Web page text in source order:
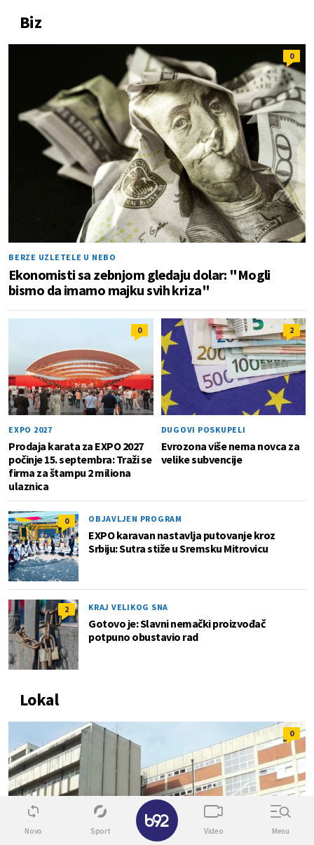
Biz
0
BERZE UZLETELE U NEBO
Ekonomisti sa zebnjom gledaju dolar: "Mogli
bismo da imamo majku svih kriza"
0
EXPO 2027
Prodaja karata za EXPO 2027
počinje 15. septembra: Traži se
firma za štampu 2 miliona
ulaznica
2
DUGOVI POSKUPELI
Evrozona više nema novca za
velike subvencije
0 OBJAVLJEN PROGRAM
EXPO karavan nastavlja putovanje kroz
Srbiju: Sutra stiže u Sremsku Mitrovicu
2 KRAJ VELIKOG SNA
Gotovo je: Slavni nemački proizvođač
potpuno obustavio rad
Lokal
0
Novo Sport Video Menu
✕